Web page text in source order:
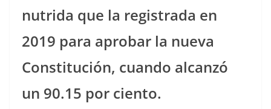
nutrida que la registrada en
2019 para aprobar la nueva
Constitución, cuando alcanzó
un 90.15 por ciento.